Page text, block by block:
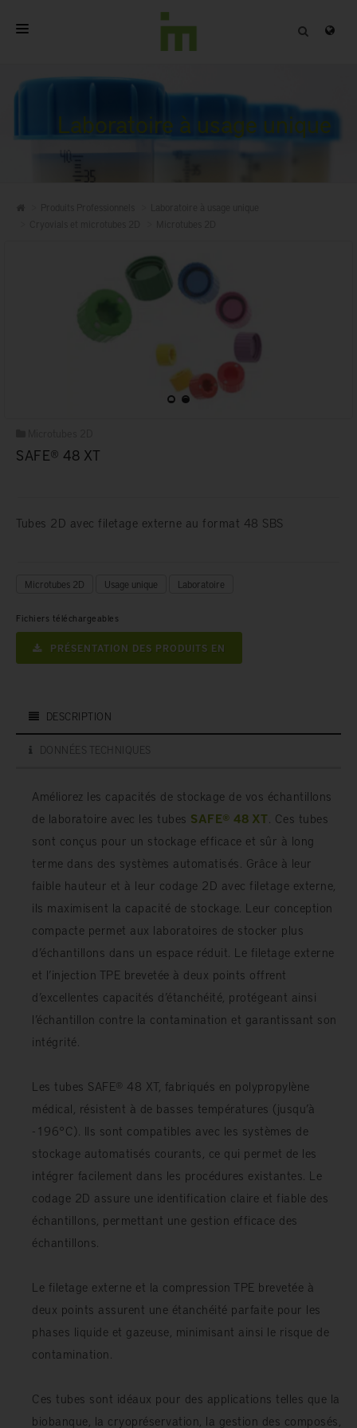
ACCUEIL
A PROPOSLaboratoire à usage unique
SAFE® 48 XT
Tubes 2D avec filetage externe au format 48 SBS
Microtubes 2D Usage unique Laboratoire
Fichiers téléchargeables
PRÉSENTATION DES PRODUITS EN
DESCRIPTION
DONNÉES TECHNIQUES
Améliorez les capacités de stockage de vos échantillons
de laboratoire avec les tubes SAFE® 48 XT. Ces tubes
sont conçus pour un stockage efficace et sûr à long
terme dans des systèmes automatisés. Grâce à leur
faible hauteur et à leur codage 2D avec filetage externe,
ils maximisent la capacité de stockage. Leur conception
compacte permet aux laboratoires de stocker plus
d’échantillons dans un espace réduit. Le filetage externe
et l’injection TPE brevetée à deux points offrent
d’excellentes capacités d’étanchéité, protégeant ainsi
l’échantillon contre la contamination et garantissant son
intégrité.
Les tubes SAFE® 48 XT, fabriqués en polypropylène
médical, résistent à de basses températures (jusqu’à
-196°C). Ils sont compatibles avec les systèmes de
stockage automatisés courants, ce qui permet de les
intégrer facilement dans les procédures existantes. Le
codage 2D assure une identification claire et fiable des
échantillons, permettant une gestion efficace des
échantillons.
Le filetage externe et la compression TPE brevetée à
deux points assurent une étanchéité parfaite pour les
phases liquide et gazeuse, minimisant ainsi le risque de
contamination.
Ces tubes sont idéaux pour des applications telles que la
biobanque, la cryopréservation, la gestion des composés,